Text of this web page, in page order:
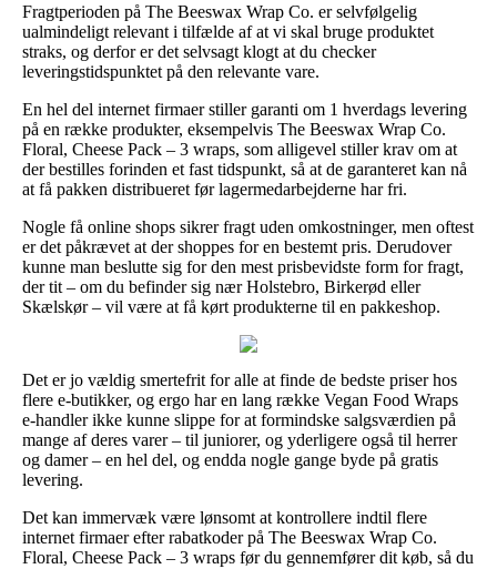
Fragtperioden på The Beeswax Wrap Co. er selvfølgelig
ualmindeligt relevant i tilfælde af at vi skal bruge produktet
straks, og derfor er det selvsagt klogt at du checker
leveringstidspunktet på den relevante vare.
En hel del internet firmaer stiller garanti om 1 hverdags levering
på en række produkter, eksempelvis The Beeswax Wrap Co.
Floral, Cheese Pack – 3 wraps, som alligevel stiller krav om at
der bestilles forinden et fast tidspunkt, så at de garanteret kan nå
at få pakken distribueret før lagermedarbejderne har fri.
Nogle få online shops sikrer fragt uden omkostninger, men oftest
er det påkrævet at der shoppes for en bestemt pris. Derudover
kunne man beslutte sig for den mest prisbevidste form for fragt,
der tit – om du befinder sig nær Holstebro, Birkerød eller
Skælskør – vil være at få kørt produkterne til en pakkeshop.
Det er jo vældig smertefrit for alle at finde de bedste priser hos
flere e-butikker, og ergo har en lang række Vegan Food Wraps
e-handler ikke kunne slippe for at formindske salgsværdien på
mange af deres varer – til juniorer, og yderligere også til herrer
og damer – en hel del, og endda nogle gange byde på gratis
levering.
Det kan immervæk være lønsomt at kontrollere indtil flere
internet firmaer efter rabatkoder på The Beeswax Wrap Co.
Floral, Cheese Pack – 3 wraps før du gennemfører dit køb, så du